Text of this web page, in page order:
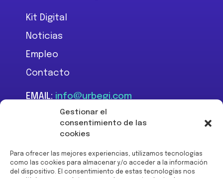
Gestionar el
consentimiento de las
cookies
Para ofrecer las mejores experiencias, utilizamos tecnologías
como las cookies para almacenar y/o acceder a la información
del dispositivo. El consentimiento de estas tecnologías nos
Kit Digital
Noticias
Empleo
Contacto
EMAIL: info@urbegi.com
+34 946 801 934